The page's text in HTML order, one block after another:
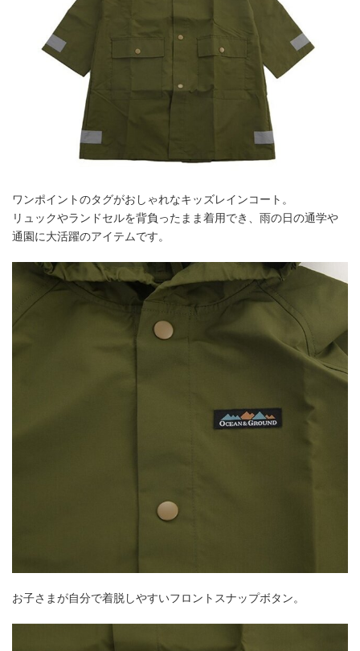
ワンポイントのタグがおしゃれなキッズレインコート。
リュックやランドセルを背負ったまま着用でき、雨の日の通学や
通園に大活躍のアイテムです。
お子さまが自分で着脱しやすいフロントスナップボタン。